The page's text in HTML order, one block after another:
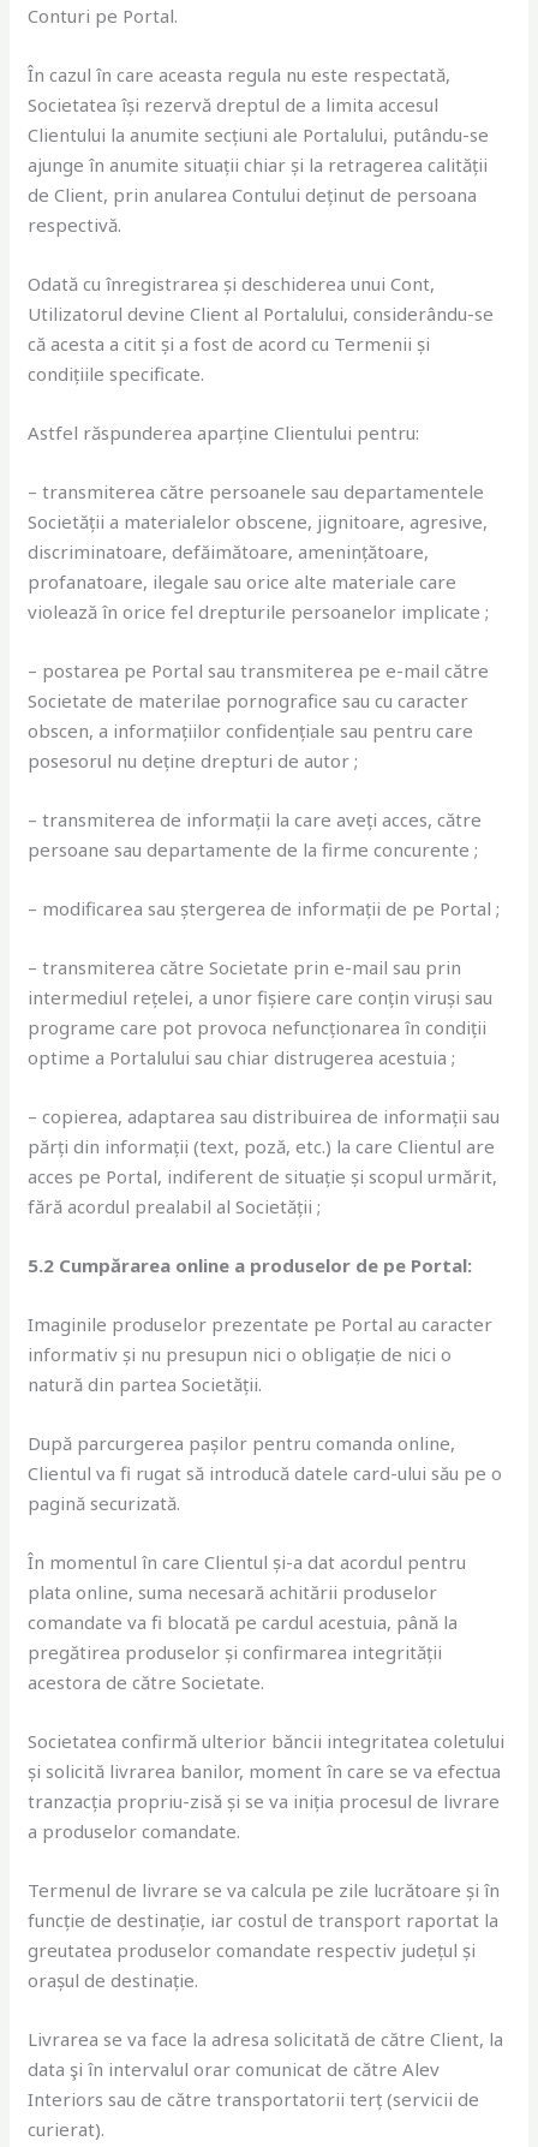
Conturi pe Portal.
În cazul în care aceasta regula nu este respectată,
Societatea își rezervă dreptul de a limita accesul
Clientului la anumite secțiuni ale Portalului, putându-se
ajunge în anumite situații chiar și la retragerea calității
de Client, prin anularea Contului deținut de persoana
respectivă.
Odată cu înregistrarea și deschiderea unui Cont,
Utilizatorul devine Client al Portalului, considerându-se
că acesta a citit și a fost de acord cu Termenii și
condițiile specificate.
Astfel răspunderea aparține Clientului pentru:
– transmiterea către persoanele sau departamentele
Societății a materialelor obscene, jignitoare, agresive,
discriminatoare, defăimătoare, amenințătoare,
profanatoare, ilegale sau orice alte materiale care
violează în orice fel drepturile persoanelor implicate ;
– postarea pe Portal sau transmiterea pe e-mail către
Societate de materilae pornografice sau cu caracter
obscen, a informațiilor confidențiale sau pentru care
posesorul nu deține drepturi de autor ;
– transmiterea de informații la care aveți acces, către
persoane sau departamente de la firme concurente ;
– modificarea sau ștergerea de informații de pe Portal ;
– transmiterea către Societate prin e-mail sau prin
intermediul rețelei, a unor fișiere care conțin viruși sau
programe care pot provoca nefuncționarea în condiții
optime a Portalului sau chiar distrugerea acestuia ;
– copierea, adaptarea sau distribuirea de informații sau
părți din informații (text, poză, etc.) la care Clientul are
acces pe Portal, indiferent de situație și scopul urmărit,
fără acordul prealabil al Societății ;
5.2 Cumpărarea online a produselor de pe Portal:
Imaginile produselor prezentate pe Portal au caracter
informativ și nu presupun nici o obligație de nici o
natură din partea Societății.
După parcurgerea pașilor pentru comanda online,
Clientul va fi rugat să introducă datele card-ului său pe o
pagină securizată.
În momentul în care Clientul și-a dat acordul pentru
plata online, suma necesară achitării produselor
comandate va fi blocată pe cardul acestuia, până la
pregătirea produselor și confirmarea integrității
acestora de către Societate.
Societatea confirmă ulterior băncii integritatea coletului
și solicită livrarea banilor, moment în care se va efectua
tranzacția propriu-zisă și se va iniția procesul de livrare
a produselor comandate.
Termenul de livrare se va calcula pe zile lucrătoare și în
funcție de destinație, iar costul de transport raportat la
greutatea produselor comandate respectiv județul și
orașul de destinație.
Livrarea se va face la adresa solicitată de către Client, la
data şi în intervalul orar comunicat de către Alev
Interiors sau de către transportatorii terț (servicii de
curierat).